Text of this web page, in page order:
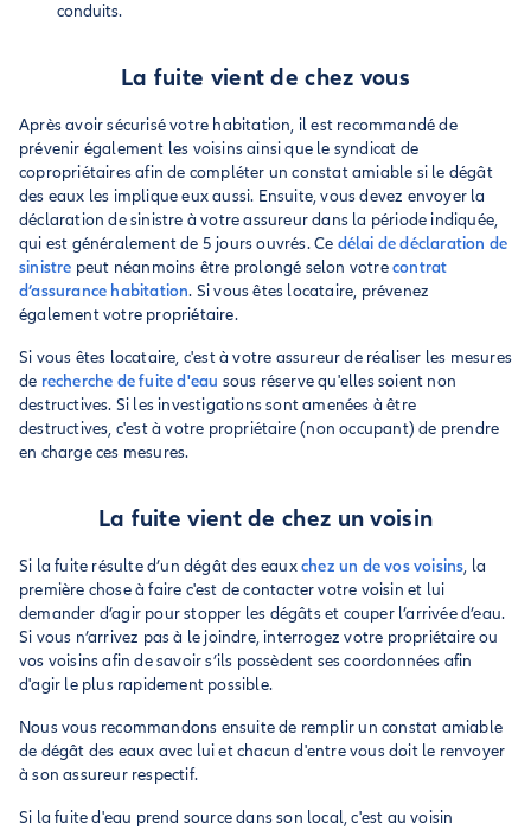
conduits.
La fuite vient de chez vous
Après avoir sécurisé votre habitation, il est recommandé de
prévenir également les voisins ainsi que le syndicat de
copropriétaires afin de compléter un constat amiable si le dégât
des eaux les implique eux aussi. Ensuite, vous devez envoyer la
déclaration de sinistre à votre assureur dans la période indiquée,
qui est généralement de 5 jours ouvrés. Ce délai de déclaration de
sinistre peut néanmoins être prolongé selon votrecontrat
d’assurance habitation. Si vous êtes locataire, prévenez
également votre propriétaire.
Si vous êtes locataire, c'est à votre assureur de réaliser les mesures
de recherche de fuite d'eau sous réserve qu'elles soient non
destructives. Si les investigations sont amenées à être
destructives, c'est à votre propriétaire (non occupant) de prendre
en charge ces mesures.
La fuite vient de chez un voisin
Si la fuite résulte d’un dégât des eauxchez un de vos voisins, la
première chose à faire c'est de contacter votre voisin et lui
demander d’agir pour stopper les dégâts et couper l’arrivée d’eau.
Si vous n’arrivez pas à le joindre, interrogez votre propriétaire ou
vos voisins afin de savoir s’ils possèdent ses coordonnées afin
d'agir le plus rapidement possible.
Nous vous recommandons ensuite de remplir un constat amiable
de dégât des eaux avec lui et chacun d'entre vous doit le renvoyer
à son assureur respectif.
Si la fuite d'eau prend source dans son local, c'est au voisin